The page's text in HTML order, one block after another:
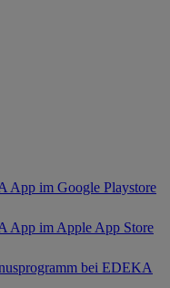
App im Google Playstore
App im Apple App Store
bei EDEKA